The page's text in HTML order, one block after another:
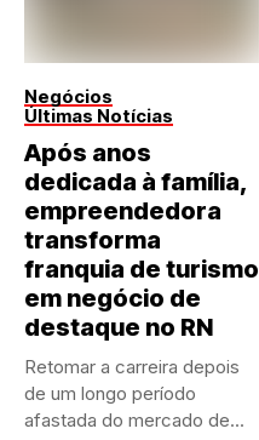
Negócios
Últimas Notícias
Após anos
dedicada à família,
empreendedora
transforma
franquia de turismo
em negócio de
destaque no RN
Retomar a carreira depois
de um longo período
afastada do mercado de...